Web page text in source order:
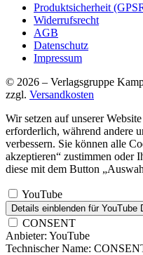
Produktsicherheit
Widerrufsrecht
AGB
Datenschutz
Impressum
© 2026 – Verlagsgruppe
zzgl. Versandkosten
Wir setzen auf unserer
erforderlich, während andere
verbessern. Sie können alle
akzeptieren“ zustimmen oder
diese mit dem Button
YouTube
Details einblenden für YouTube
CONSENT
Anbieter: YouTube
Technischer Name: